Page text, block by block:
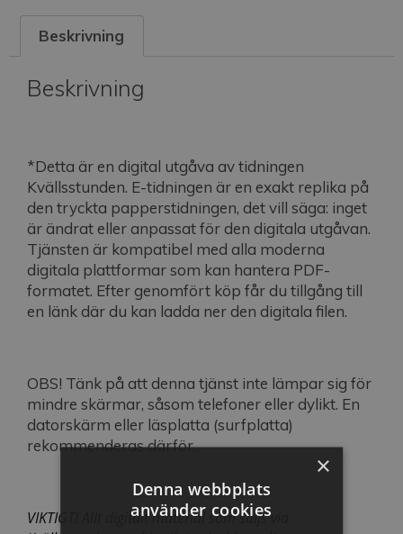
i
Beskrivning
Beskrivning
*Detta är en digital utgåva av tidningen
Kvällsstunden. E-tidningen är en exakt replika på
den tryckta papperstidningen, det vill säga: inget
är ändrat eller anpassat för den digitala utgåvan.
Tjänsten är kompatibel med alla moderna
digitala plattformar som kan hantera PDF-
formatet. Efter genomfört köp får du tillgång till
en länk där du kan ladda ner den digitala filen.
OBS! Tänk på att denna tjänst inte lämpar sig för
mindre skärmar, såsom telefoner eller dylikt. En
datorskärm eller läsplatta (surfplatta)
rekommenderas därför.
VIKTIGT! Allt digitalt material som säljs via
×
Denna webbplats
använder cookies